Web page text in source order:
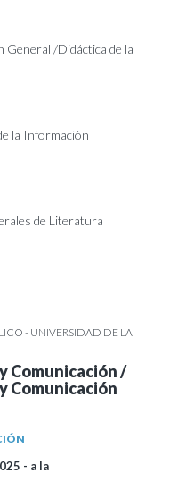
General /Didáctica de la
la Información
de Literatura
- UNIVERSIDAD DE LA
Comunicación /
Comunicación
- a la